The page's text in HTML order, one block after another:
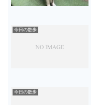
今日の散歩
今日の散歩